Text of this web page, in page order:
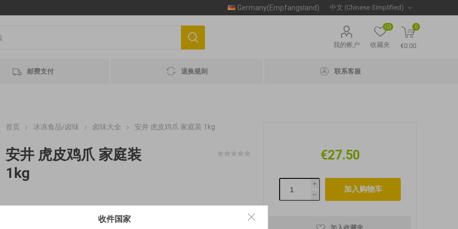
Germany(Empfangsland)
我的帐户 收藏夹
(0) 0
€0.00
邮费支付 退换规则 联系客服
首页 冰冻食品/卤味 卤味大全 安井 虎皮鸡爪 家庭装 1kg
安井 虎皮鸡爪 家庭装
1kg
2.26€/100g; Lagerung -18°C; Nur mit Expressversand; Kühlbeutel
€27.50
i
h
收件国家